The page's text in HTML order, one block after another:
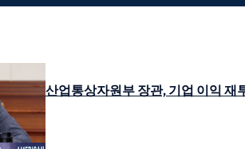
산업통상자원부 장관, 기업 이익 재